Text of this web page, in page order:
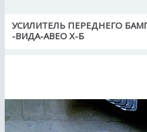
УСИЛИТЕЛЬ ПЕРЕДНЕГО
-ВИДА-АВЕО Х-Б